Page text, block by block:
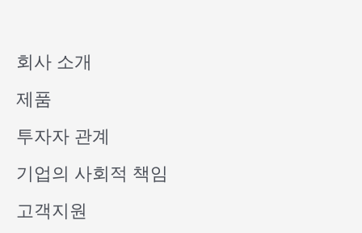
회사 소개
제품
투자자 관계
기업의 사회적 책임
고객지원